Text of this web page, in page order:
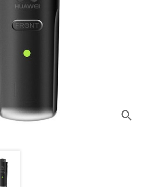
search